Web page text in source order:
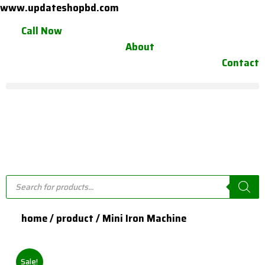
www.updateshopbd.com
content
Call Now
About
Contact
Products
search
home / product / Mini Iron Machine
Sale!